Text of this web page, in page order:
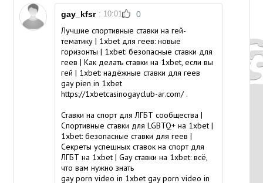
gay_kfsr : 10:01 0
Лучшие спортивные ставки на гей-
тематику | 1xbet для геев: новые
горизонты | 1xbet: безопасные ставки для
геев | Как делать ставки на 1xbet, если вы
гей | 1xbet: надёжные ставки для геев
gay pien in 1xbet
https://1xbetcasinogayclub-ar.com/.
Ставки на спорт для ЛГБТ сообщества |
Спортивные ставки для LGBTQ+ на 1xbet |
1xbet: безопасные ставки для геев |
Секреты успешных ставок на спорт для
ЛГБТ на 1xbet | Gay ставки на 1xbet: всё,
что вам нужно знать
gay porn video in 1xbetgay porn video in